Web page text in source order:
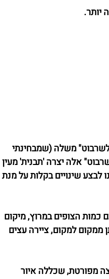
יותר.
משלה (שמבחינתי
אלה יצרה 'תבנית' מעין
לבצע שינויים בקלות על מנת
כמות הצופים במרוץ, מיקום
ממקום למקום, ציירה עצים
מפורטת, שכללה איור